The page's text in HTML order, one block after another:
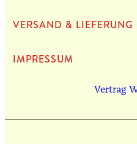
VERSAND & LIEFERUNG
IMPRES­SUM
Vertrag